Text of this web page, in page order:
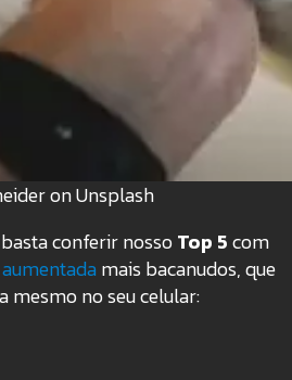
on Unsplash
conferir nossoTop 5com
mais bacanudos, que
mesmo no seu celular: